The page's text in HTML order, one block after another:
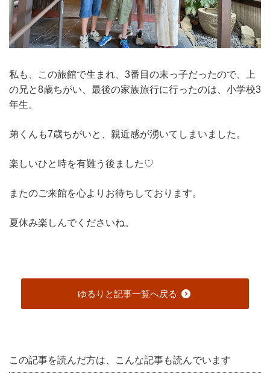
私も、この旅館で生まれ、3番目の末っ子だったので、上
の兄と8歳ちがい、最後の家族旅行に行ったのは、小学校3
年生。
弟くんも7歳ちがいと、親近感が湧いてしまいました。
楽しいひと時を有難う後ました♡
またのご来館を心よりお待ちしております。
夏休み楽しんでくださいね。
ゆるりと記事一覧へ戻る
この記事を読んだ方は、こんな記事も読んでいます